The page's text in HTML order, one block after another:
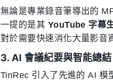
無論是專業錄音筆導出的
一提的是其 YouTube 字幕
對於需要快速消化大量影音
3. AI 會議紀要與智能總結
TinRec 引入了先進的 AI 模